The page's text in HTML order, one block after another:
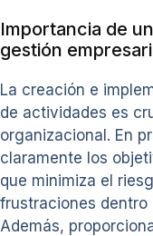
Importancia de
gestión
La creación e
de actividades es
organizacional. En
claramente los
que minimiza el
frustraciones dentro
Además,